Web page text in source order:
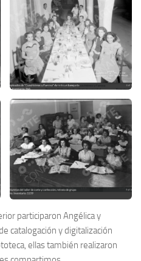
participaron Angélica y
catalogación y digitalización
ellas también realizaron